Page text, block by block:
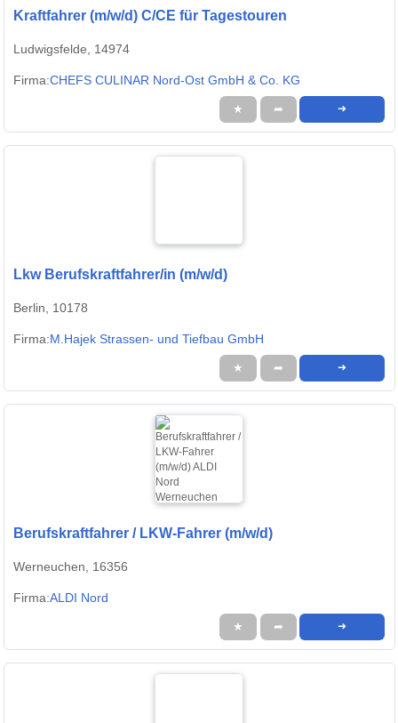
Kraftfahrer (m/w/d) C/CE für Tagestouren
Ludwigsfelde, 14974
Firma:CHEFS CULINAR Nord-Ost GmbH & Co. KG
★ ➦ ➜
Lkw Berufskraftfahrer/in (m/w/d)
Berlin, 10178
Firma:M.Hajek Strassen- und Tiefbau GmbH
★ ➦ ➜
Berufskraftfahrer / LKW-Fahrer (m/w/d)
Werneuchen, 16356
Firma:ALDI Nord
★ ➦ ➜